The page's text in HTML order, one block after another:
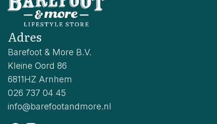
Adres
Barefoot & More B.V.
Kleine Oord 86
6811HZ Arnhem
026 737 04 45
info@barefootandmore.nl